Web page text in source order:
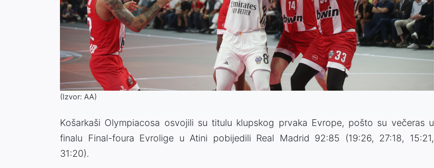
(Izvor: AA)
Košarkaši Olympiacosa osvojili su titulu klupskog prvaka Evrope, pošto su večeras u
finalu Final-foura Evrolige u Atini pobijedili Real Madrid 92:85 (19:26, 27:18, 15:21,
31:20).